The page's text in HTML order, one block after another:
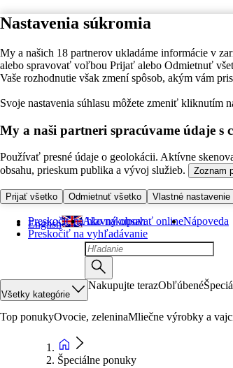
Nastavenia súkromia
My a našich 18 partnerov ukladáme informácie v
alebo spravovať voľbou Prijať alebo Odmietnuť
Vaše rozhodnutie však zmení spôsob, akým vám
Svoje nastavenia súhlasu môžete zmeniť kliknutím
My a naši partneri spracúvame údaje s
Používať presné údaje o geolokácii. Aktívne
obsahu, prieskum publika a vývoj služieb.
Zoznam
Prijať všetko Odmietnuť všetko Vlastné nastavenie
Preskočiť na hlavný obsah
Preskočiť na vyhľadávanie
English Ako nakupovať onlineNápoveda
Všetky kategórie
Nakupujte terazObľúbené
Top ponukyOvocie, zeleninaMliečne výrobky a
Špeciálne ponuky